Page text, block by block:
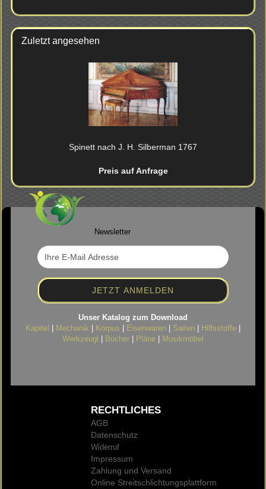
Zuletzt angesehen
Spi­nett nach J. H. Sil­ber­man 1767
Preis auf Anfrage
Newsletter
Unser Katalog zum Download
Kapitel
Mechanik Korpus Eisenwaren Saiten Hilfsstoffe
Werkzeugl
Bücher Pläne Musikmöbel
RECHTLICHES
AGB
Datenschutz
Widerruf
Impressum
Zahlung und Versand
Online Streitschlichtungsplattform